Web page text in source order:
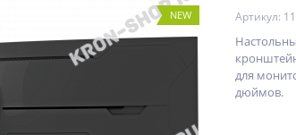
NEW Артикул:
для
дюймов.